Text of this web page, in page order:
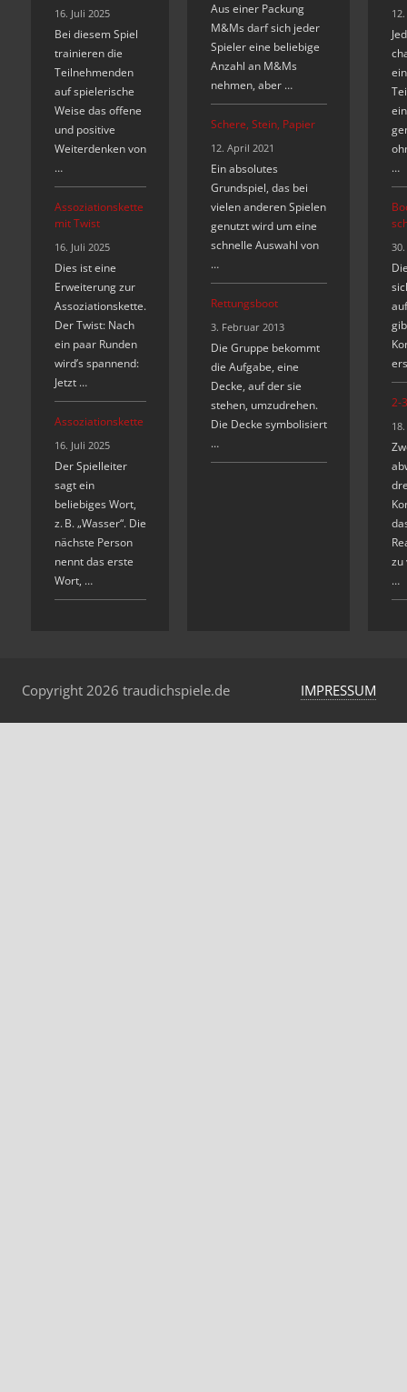
16. Juli 2025
Bei diesem Spiel
trainieren die
Teilnehmenden
auf spielerische
Weise das offene
und positive
Weiterdenken von
…
Assoziationskette
mit Twist
16. Juli 2025
Dies ist eine
Erweiterung zur
Assoziationskette.
Der Twist: Nach
ein paar Runden
wird’s spannend:
Jetzt …
Assoziationskette
16. Juli 2025
Der Spielleiter
sagt ein
beliebiges Wort,
z. B. „Wasser“. Die
nächste Person
nennt das erste
Wort, …
Aus einer Packung
M&Ms darf sich jeder
Spieler eine beliebige
Anzahl an M&Ms
nehmen, aber …
Schere, Stein, Papier
12. April 2021
Ein absolutes
Grundspiel, das bei
vielen anderen Spielen
genutzt wird um eine
schnelle Auswahl von
…
Rettungsboot
3. Februar 2013
Die Gruppe bekommt
die Aufgabe, eine
Decke, auf der sie
stehen, umzudrehen.
Die Decke symbolisiert
…
…
2-
zu
…
Copyright 2026 traudichspiele.de IMPRESSUM